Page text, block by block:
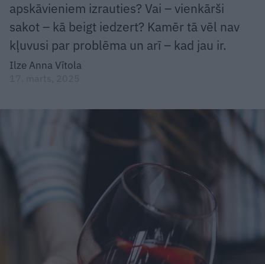
apskāvieniem izrauties? Vai – vienkārši
sakot – kā beigt iedzert? Kamēr tā vēl nav
kļuvusi par problēma un arī – kad jau ir.
Ilze Anna Vītola